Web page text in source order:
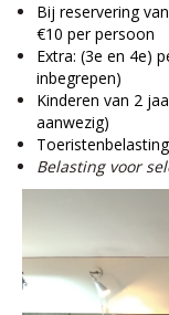
Bij reservering
€10 per persoon
Extra: (3e en 4e)
inbegrepen)
Kinderen van 2
aanwezig)
Belasting voor